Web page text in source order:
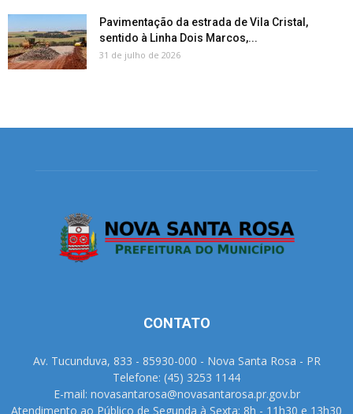
Pavimentação da estrada de Vila Cristal,
sentido à Linha Dois Marcos,...
31 de julho de 2026
CONTATO
Av. Tucunduva, 833 - 85930-000 - Nova Santa Rosa - PR
Telefone: (45) 3253 1144
E-mail: novasantarosa@novasantarosa.pr.gov.br
Atendimento ao Público de Segunda à Sexta: 8h - 11h30 e 13h30